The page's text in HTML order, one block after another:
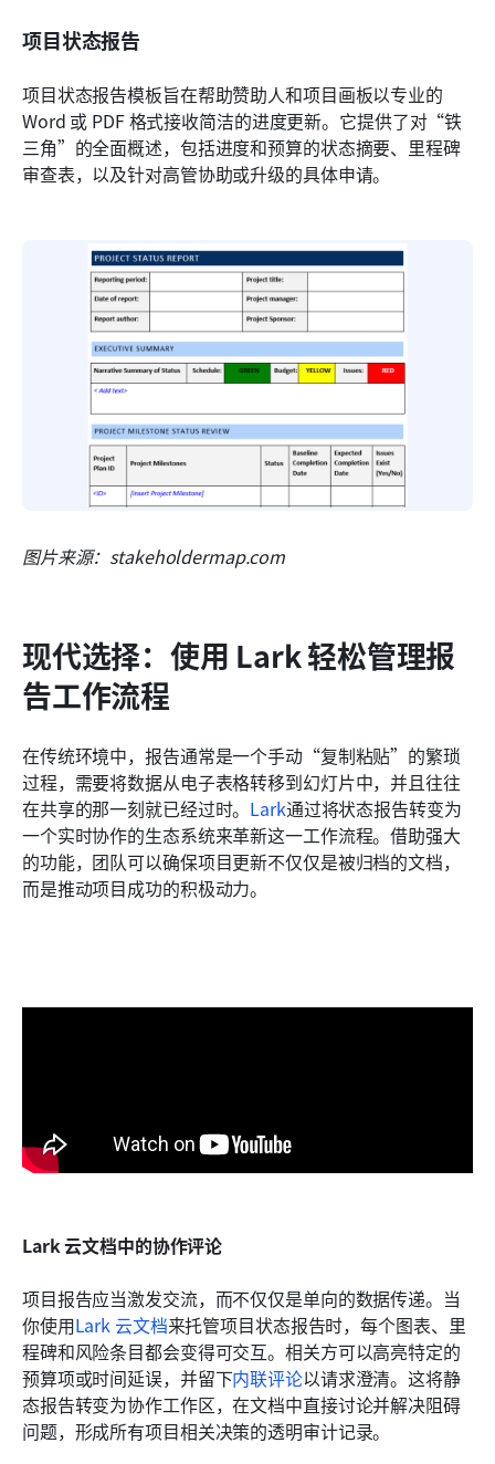
项目状态报告
项目状态报告模板旨在帮助赞助人和项目画板以专业的
Word 或 PDF 格式接收简洁的进度更新。它提供了对“铁
三角”的全面概述，包括进度和预算的状态摘要、里程碑
审查表，以及针对高管协助或升级的具体申请。
图片来源：stakeholdermap.com
现代选择：使用 Lark 轻松管理报
告工作流程
在传统环境中，报告通常是一个手动“复制粘贴”的繁琐
过程，需要将数据从电子表格转移到幻灯片中，并且往往
在共享的那一刻就已经过时。 Lark通过将状态报告转变为
一个实时协作的生态系统来革新这一工作流程。借助强大
的功能，团队可以确保项目更新不仅仅是被归档的文档，
而是推动项目成功的积极动力。
Lark 云文档中的协作评论
项目报告应当激发交流，而不仅仅是单向的数据传递。当
你使用Lark 云文档来托管项目状态报告时，每个图表、里
程碑和风险条目都会变得可交互。相关方可以高亮特定的
预算项或时间延误，并留下内联评论以请求澄清。这将静
态报告转变为协作工作区，在文档中直接讨论并解决阻碍
问题，形成所有项目相关决策的透明审计记录。